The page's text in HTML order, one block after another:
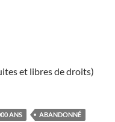
et libres de droits)
ANS ABANDONNÉ